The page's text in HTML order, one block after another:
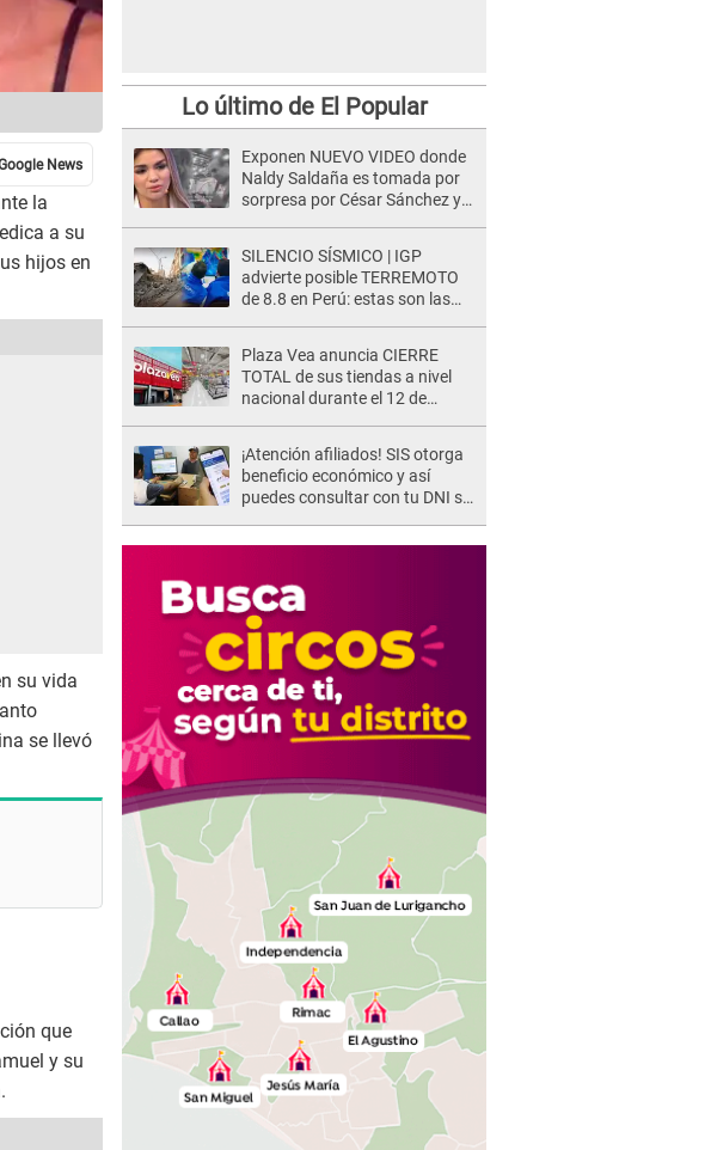
la
a su
hijos en
su vida
se llevó
que
y su
Lo último de El Popular
Exponen NUEVO VIDEO donde
Naldy Saldaña es tomada por
sorpresa por César Sánchez y
agarró la mano
SILENCIO SÍSMICO | IGP
advierte posible TERREMOTO
de 8.8 en Perú: estas son las
Plaza Vea anuncia CIERRE
TOTAL de sus tiendas a nivel
nacional durante el 12 de
¡Atención afiliados! SIS otorga
beneficio económico y así
puedes consultar con tu DNI si